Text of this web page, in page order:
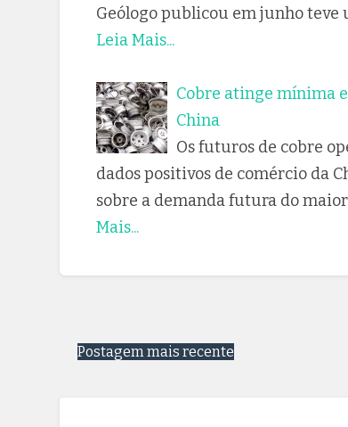
Geólogo publicou em junho teve
Leia Mais...
Cobre atinge mínima
China
Os futuros de cobre
dados positivos de comércio da
sobre a demanda futura do
Mais...
Postagem mais recente